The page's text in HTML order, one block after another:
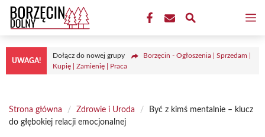
Przejdź
treści
UWAGA!
Dołącz do nowej grupy
Borzęcin - Ogłoszenia | Sprzedam |
Kupię | Zamienię | Praca
Strona główna / Zdrowie i Uroda /
Być z kimś mentalnie – klucz
do głębokiej relacji emocjonalnej